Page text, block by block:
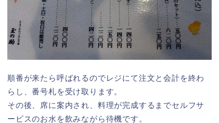
順番が来たら呼ばれるのでレジにて注文と会計を終わ
らし、番号札を受け取ります。
その後、席に案内され、料理が完成するまでセルフサ
ービスのお水を飲みながら待機です。